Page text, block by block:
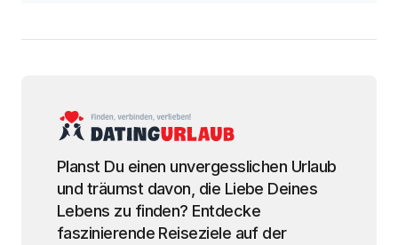
Planst Du einen unvergesslichen Urlaub
und träumst davon, die Liebe Deines
Lebens zu finden? Entdecke
faszinierende Reiseziele auf der